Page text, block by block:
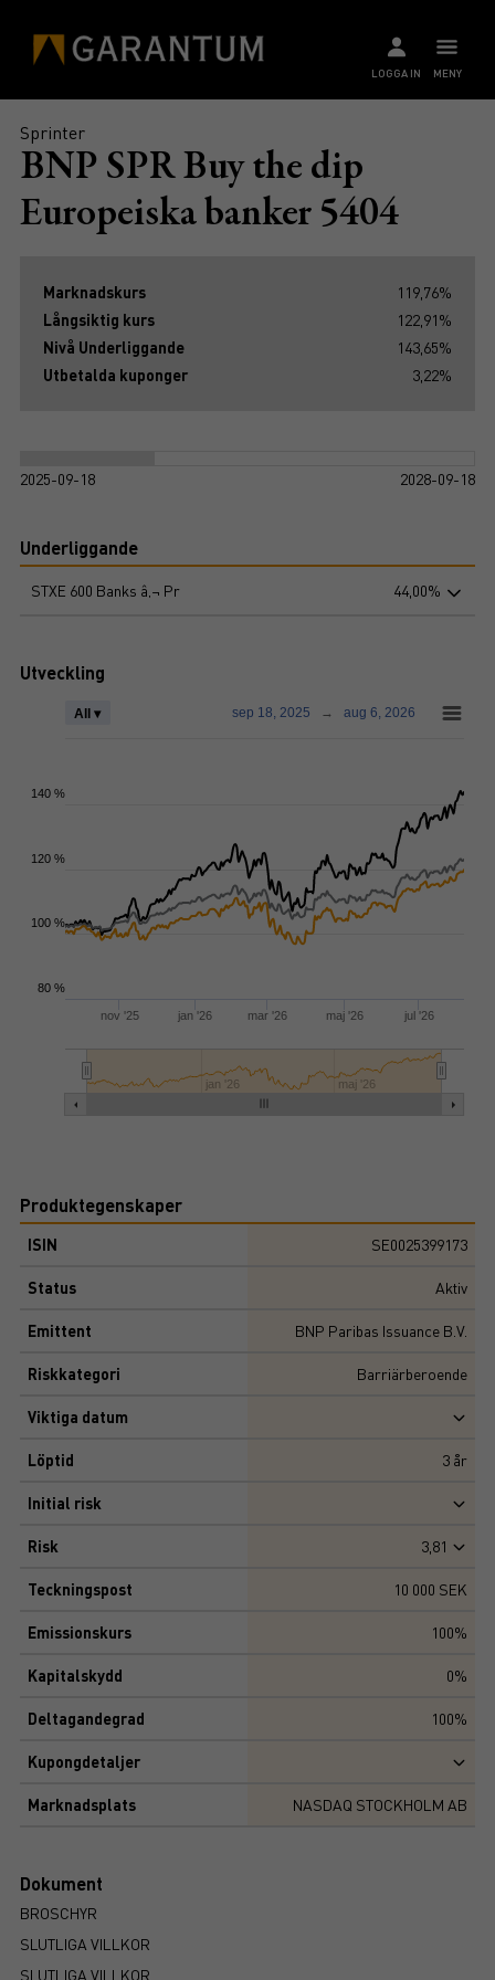
MENY
LOGGA IN
Sprinter
BNP SPR Buy the dip
Europeiska banker 5404
Marknadskurs
119,76%
Långsiktig kurs
122,91%
Nivå Underliggande
143,65%
Utbetalda kuponger
3,22%
2025-09-18 2028-09-18
Underliggande
STXE 600 Banks â‚¬ Pr 44,00%
Utveckling
nov '25 jan '26 mar '26 maj '26 jul '26
jan '26 maj '26
All ▾ sep 18, 2025 → aug 6, 2026
80 %
100 %
120 %
140 %
Produktegenskaper
ISIN SE0025399173
Status Aktiv
Emittent BNP Paribas Issuance B.V.
Riskkategori Barriärberoende
Viktiga datum
Löptid 3 år
Initial risk
Risk 3,81
Teckningspost 10 000 SEK
Emissionskurs 100%
Kapitalskydd 0%
Deltagandegrad 100%
Kupongdetaljer
Marknadsplats NASDAQ STOCKHOLM AB
Dokument
BROSCHYR
SLUTLIGA VILLKOR
SLUTLIGA VILLKOR